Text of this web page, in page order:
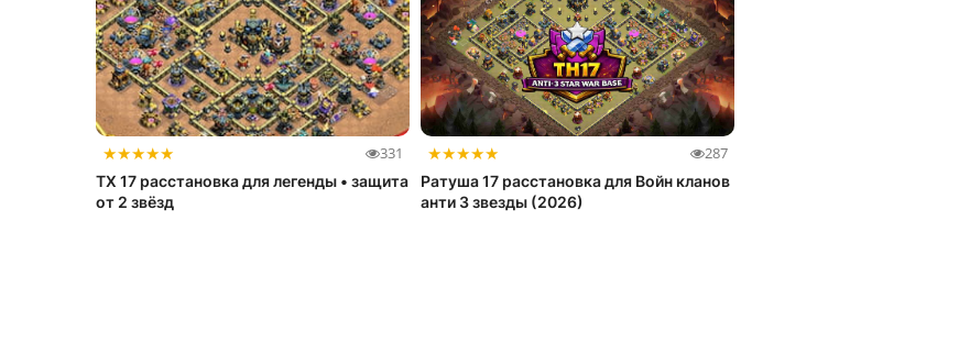
★★★★★ 331
ТХ 17 расстановка для легенды • защита
от 2 звёзд
★★★★★ 287
Ратуша 17 расстановка для Войн кланов
анти 3 звезды (2026)